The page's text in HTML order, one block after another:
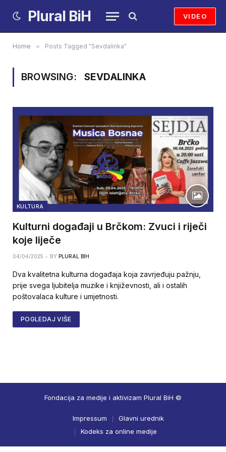
Plural BiH VIDEO
Home » Posts Tagged "Sevdalinka"
BROWSING: SEVDALINKA
KULTURA
Kulturni događaji u Brčkom: Zvuci i riječi
koje liječe
04/04/2025 BY PLURAL BIH
Dva kvalitetna kulturna događaja koja zavrjeđuju pažnju,
prije svega ljubitelja muzike i književnosti, ali i ostalih
poštovalaca kulture i umjetnosti.
POGLEDAJ VIŠE
Fondacija za medije i aktivizam Plural BiH ©
Impressum
Glavni urednik
Kodeks za online medije